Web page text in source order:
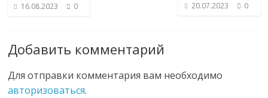
16.08.2023 0 20.07.2023 0
Добавить комментарий
Для отправки комментария вам необходимо
авторизоваться.